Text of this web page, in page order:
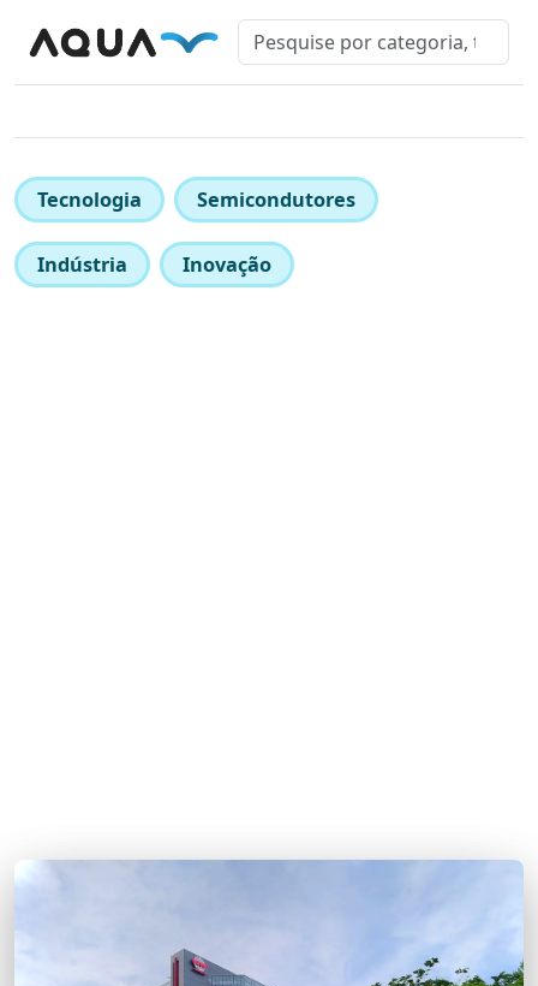
Tecnologia Semicondutores
Indústria Inovação